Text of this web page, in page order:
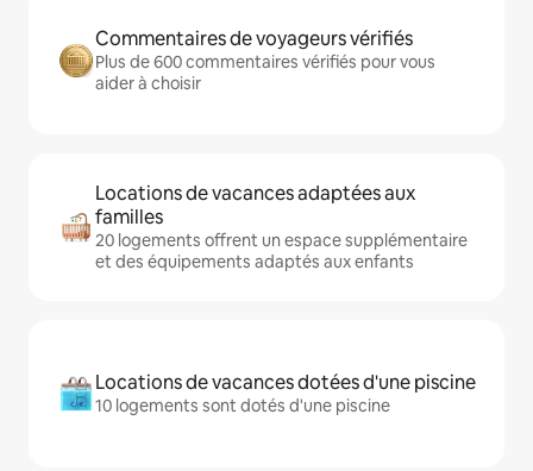
Commentaires de voyageurs vérifiés
Plus de 600 commentaires vérifiés pour vous
aider à choisir
Locations de vacances adaptées aux
familles
20 logements offrent un espace supplémentaire
et des équipements adaptés aux enfants
Locations de vacances dotées d'une piscine
10 logements sont dotés d'une piscine